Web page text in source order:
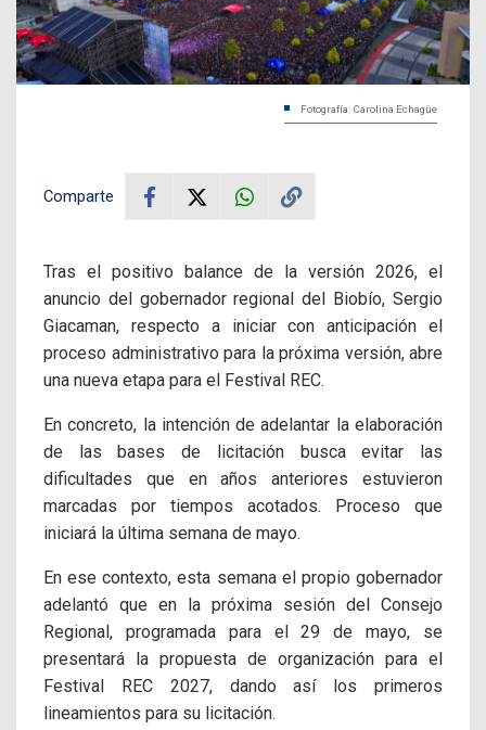
Fotografía: Carolina Echagüe
Comparte
Tras el positivo balance de la versión 2026, el
anuncio del gobernador regional del Biobío, Sergio
Giacaman, respecto a iniciar con anticipación el
proceso administrativo para la próxima versión, abre
una nueva etapa para el Festival REC.
En concreto, la intención de adelantar la elaboración
de las bases de licitación busca evitar las
dificultades que en años anteriores estuvieron
marcadas por tiempos acotados. Proceso que
iniciará la última semana de mayo.
En ese contexto, esta semana el propio gobernador
adelantó que en la próxima sesión del Consejo
Regional, programada para el 29 de mayo, se
presentará la propuesta de organización para el
Festival REC 2027, dando así los primeros
lineamientos para su licitación.